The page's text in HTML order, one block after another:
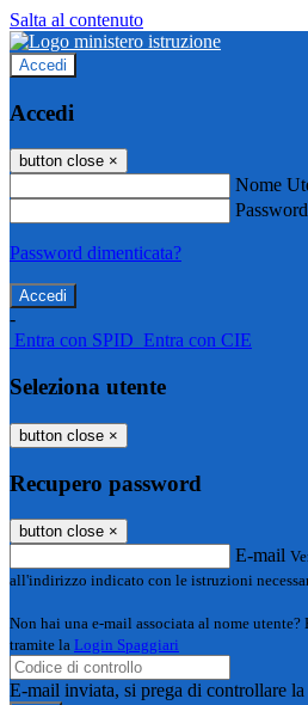
Salta al contenuto
Accedi
Accedi
button close ×
Nome
Password
Password dimenticata?
-
Entra con SPID Entra con CIE
Seleziona utente
button close ×
Recupero password
button close ×
E-mail
all'indirizzo indicato con le istruzioni
Non hai una e-mail associata al nome
tramite la Login Spaggiari
E-mail inviata, si prega di controllare